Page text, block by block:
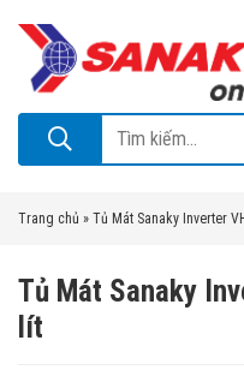
Trang chủ » Tủ Mát Sanaky Inverter
Tủ Mát Sanaky
lít